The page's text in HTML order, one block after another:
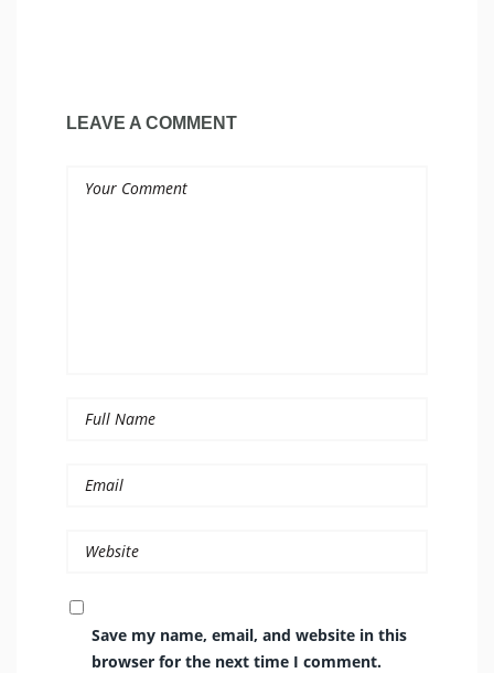
LEAVE A COMMENT
Save my name, email, and website in this
browser for the next time I comment.